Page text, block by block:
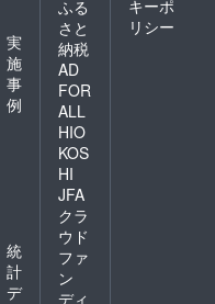
実
施
事
例
統
計
デ
ふる
さと
納税
AD
FOR
ALL
HIO
KOS
HI
JFA
クラ
ウド
ファ
ン
ディ
キーポ
リシー